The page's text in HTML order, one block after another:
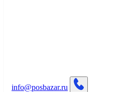
info@posbazar.ru